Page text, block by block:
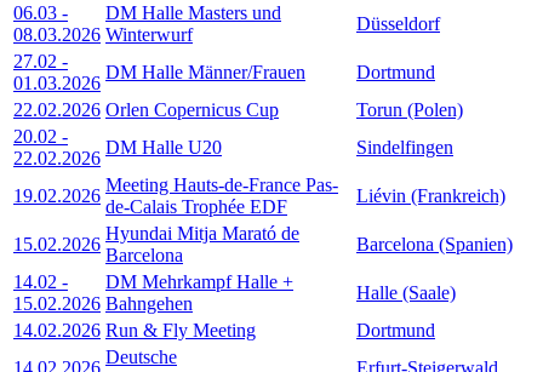
06.03 -
08.03.2026
DM Halle Masters und
Winterwurf
Düsseldorf
27.02 -
01.03.2026
DM Halle Männer/Frauen
Dortmund
22.02.2026 Orlen Copernicus Cup
Torun (Polen)
20.02 -
22.02.2026
DM Halle U20 Sindelfingen
19.02.2026
Meeting Hauts-de-France Pas-
de-Calais Trophée EDF
Liévin (Frankreich)
15.02.2026
Hyundai Mitja Marató de
Barcelona
Barcelona (Spanien)
14.02 -
15.02.2026
DM Mehrkampf Halle +
Bahngehen
Halle (Saale)
14.02.2026 Run & Fly Meeting
Dortmund
14.02.2026
Deutsche
Erfurt-Steigerwald